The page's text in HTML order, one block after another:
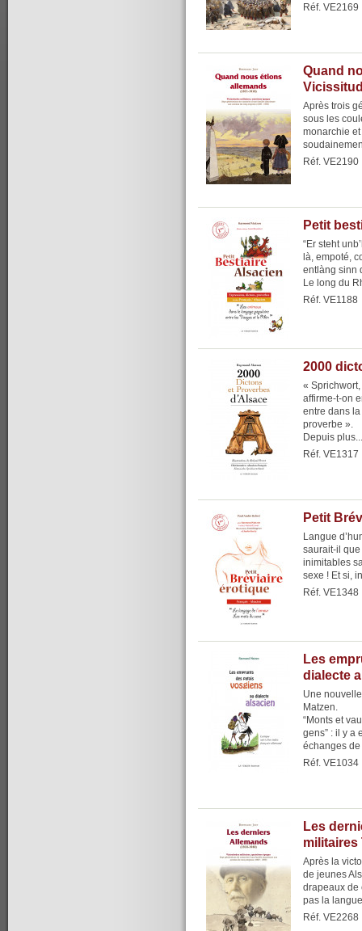
Réf. VE2169
Quand
Après trois
sous les
monarchie
Réf. VE2190
Petit
“Er steht
là, empoté,
entlàng sinn
Le long du
Réf. VE1188
2000
«
affirme-t-on
entre dans
proverbe ».
Depuis plus...
Réf. VE1317
Petit
Langue
saurait-il
inimitables
sexe ! Et si,
Réf. VE1348
Les
dialecte
Une
Matzen.
“Monts et
gens” : il y a
échanges
Réf. VE1034
Les
militaires
Après la
de jeunes
drapeaux de
pas la
Réf. VE2268